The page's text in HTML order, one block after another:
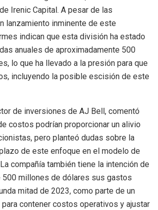
Irenic Capital. A pesar de las
lanzamiento inminente de este
indican que esta división ha estado
anuales de aproximadamente 500
lo que ha llevado a la presión para que
incluyendo la posible escisión de este
de inversiones de AJ Bell, comentó
costos podrían proporcionar un alivio
pero planteó dudas sobre la
de este enfoque en el modelo de
compañía también tiene la intención de
500 millones de dólares sus gastos
mitad de 2023, como parte de un
contener costos operativos y ajustar